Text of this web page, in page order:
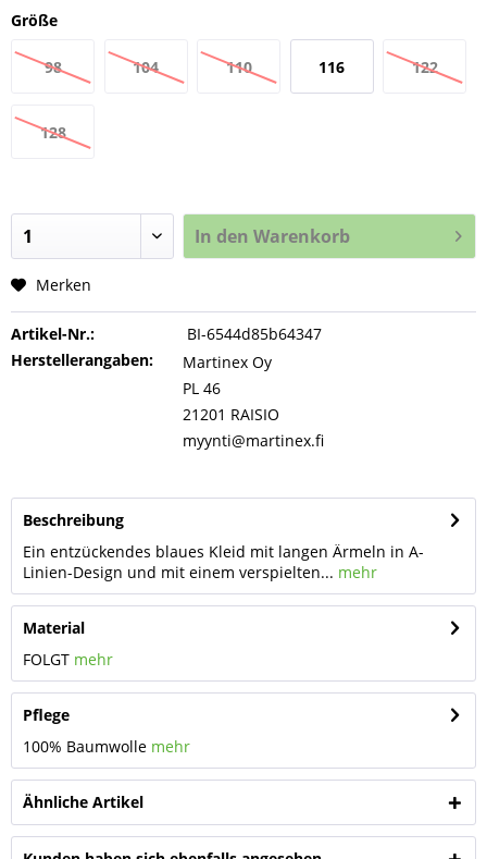
Größe
98 104 110 116 122
128
In den Warenkorb
Merken
Artikel-Nr.:
BI-6544d85b64347
Herstellerangaben:
Martinex Oy
PL 46
21201 RAISIO
myynti@martinex.fi
Beschreibung
Ein entzückendes blaues Kleid mit langen Ärmeln in A-
Linien-Design und mit einem verspielten... mehr
Material
FOLGT mehr
Pflege
100% Baumwolle mehr
Ähnliche Artikel